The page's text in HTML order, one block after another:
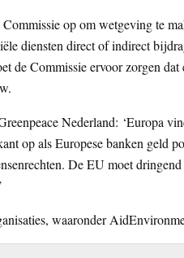
op om wetgeving te
diensten direct of indirect
de Commissie ervoor zorgen
Nederland: ‘Europa
op als Europese banken geld
De EU moet
waaronder